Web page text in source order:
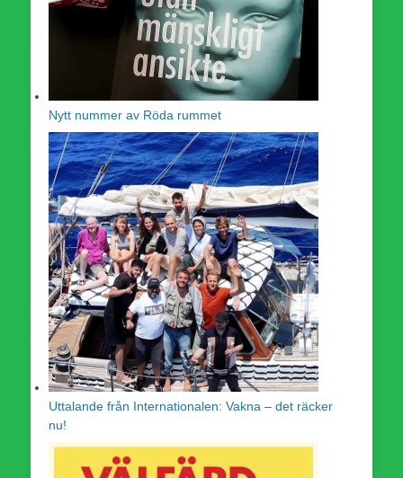
Nytt nummer av Röda rummet
Uttalande från Internationalen: Vakna – det räcker
nu!